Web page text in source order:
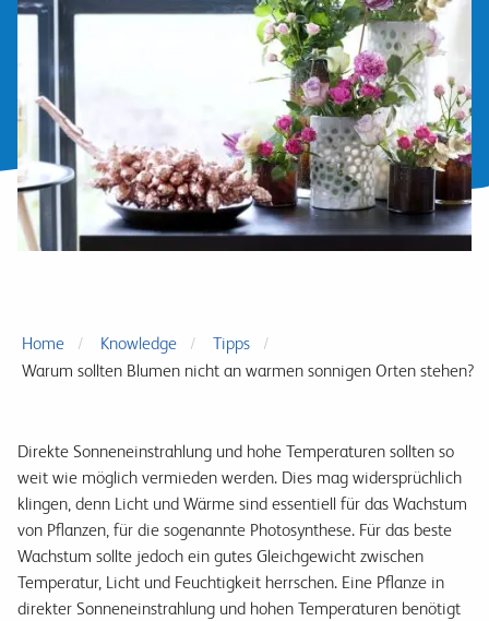
Home Knowledge
Tipps
Warum sollten Blumen nicht an warmen sonnigen Orten stehen?
Direkte Sonneneinstrahlung und hohe Temperaturen sollten so
weit wie möglich vermieden werden. Dies mag widersprüchlich
klingen, denn Licht und Wärme sind essentiell für das Wachstum
von Pflanzen, für die sogenannte Photosynthese. Für das beste
Wachstum sollte jedoch ein gutes Gleichgewicht zwischen
Temperatur, Licht und Feuchtigkeit herrschen. Eine Pflanze in
direkter Sonneneinstrahlung und hohen Temperaturen benötigt